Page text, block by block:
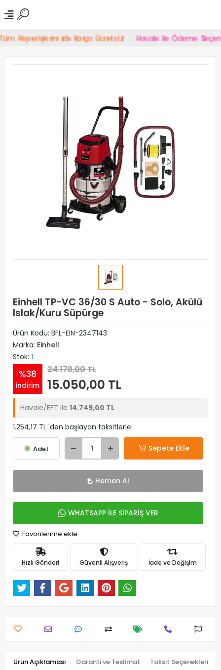
Alışverişlerinizde Kargo Ücretsiz! Havale İle Ödeme
Einhell TP-VC 36/30 S Auto - Solo, Akülü
Islak/Kuru Süpürge
Ürün Kodu: BFL-EIN-2347143
Marka: Einhell
Stok: 1
%38
indirim
24.178,00 TL
15.050,00 TL
Havale/EFT ile 14.749,00 TL
1.254,17 TL 'den başlayan taksitlerle
Adet Sepete Ekle
Hemen Al
WHATSAPP İLE SİPARİŞ VER
Favorilerime ekle
Hızlı Gönderi Güvenli Alışveriş İade ve Değişim
Ürün Açıklaması Garanti ve Teslimat Taksit Seçenekleri